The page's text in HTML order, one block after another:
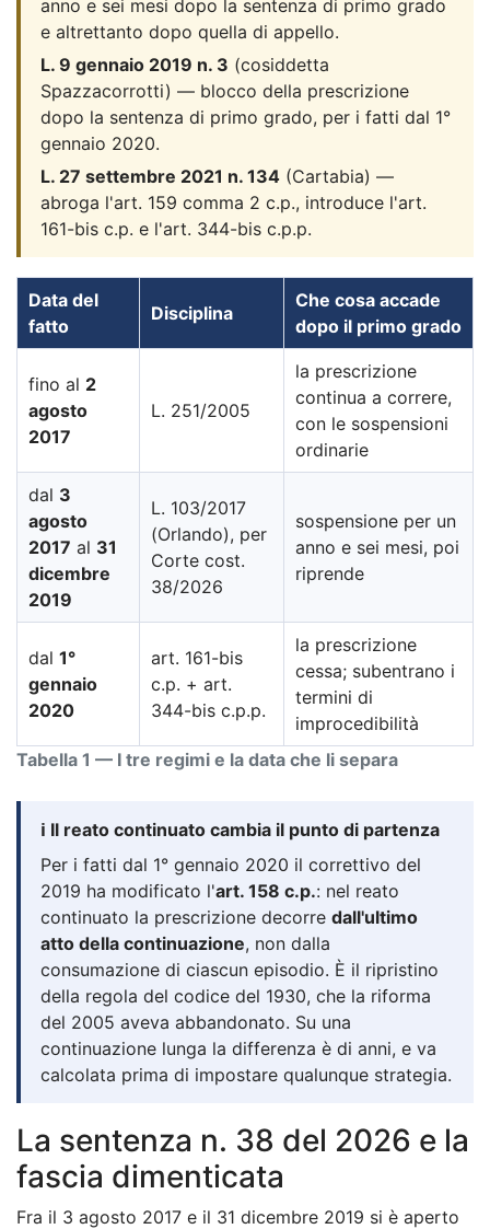
anno e sei mesi dopo la sentenza di primo grado
e altrettanto dopo quella di appello.
L. 9 gennaio 2019 n. 3 (cosiddetta
Spazzacorrotti) — blocco della prescrizione
dopo la sentenza di primo grado, per i fatti dal 1°
gennaio 2020.
L. 27 settembre 2021 n. 134 (Cartabia) —
abroga l'art. 159 comma 2 c.p., introduce l'art.
161-bis c.p. e l'art. 344-bis c.p.p.
Tabella 1 — I tre regimi e la data che li separa
Data del
fatto
Disciplina
Che cosa accade
dopo il primo grado
fino al 2
agosto
2017
L. 251/2005
la prescrizione
continua a correre,
con le sospensioni
ordinarie
dal 3
agosto
2017 al 31
dicembre
2019
L. 103/2017
(Orlando), per
Corte cost.
38/2026
sospensione per un
anno e sei mesi, poi
riprende
dal 1°
gennaio
2020
art. 161-bis
c.p. + art.
344-bis c.p.p.
la prescrizione
cessa; subentrano i
termini di
improcedibilità
ℹ️ Il reato continuato cambia il punto di partenza
Per i fatti dal 1° gennaio 2020 il correttivo del
2019 ha modificato l'art. 158 c.p.: nel reato
continuato la prescrizione decorre dall'ultimo
atto della continuazione, non dalla
consumazione di ciascun episodio. È il ripristino
della regola del codice del 1930, che la riforma
del 2005 aveva abbandonato. Su una
continuazione lunga la differenza è di anni, e va
calcolata prima di impostare qualunque strategia.
La sentenza n. 38 del 2026 e la
fascia dimenticata
Fra il 3 agosto 2017 e il 31 dicembre 2019 si è aperto